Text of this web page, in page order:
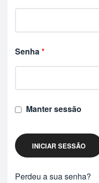
Senha*
Manter sessão
INICIAR SESSÃO
Perdeu a sua senha?